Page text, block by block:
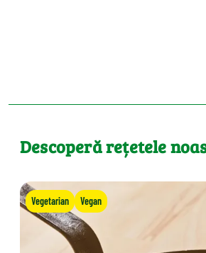
Descoperă rețetele
Vegetarian Vegan